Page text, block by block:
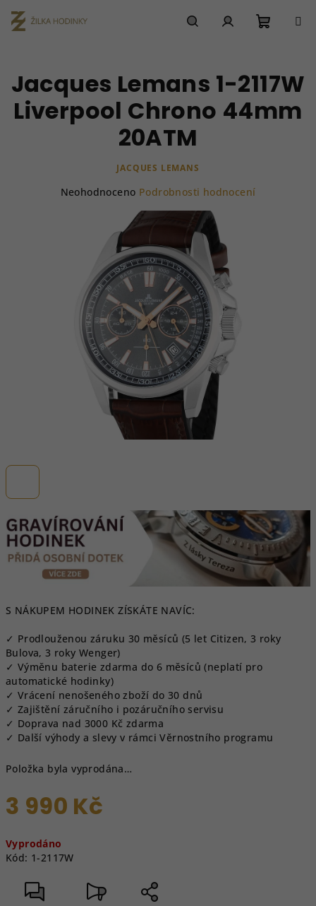
na
obsah
košík
S NÁKUPEM HODINEK ZÍSKÁTE NAVÍC:
✓ Prodlouženou záruku 30 měsíců (5 let Citizen, 3 roky
Bulova, 3 roky Wenger)
✓ Výměnu baterie zdarma do 6 měsíců (neplatí pro
automatické hodinky)
✓ Vrácení nenošeného zboží do 30 dnů
✓ Zajištění záručního i pozáručního servisu
✓ Doprava nad 3000 Kč zdarma
✓ Další výhody a slevy v rámci Věrnostního programu
Položka byla vyprodána…
3 990 Kč
cena:
Vyprodáno
Kód: 1-2117W
Jacques Lemans 1-2117W
Liverpool Chrono 44mm
20ATM
JACQUES LEMANS
Neohodnoceno Podrobnosti hodnocení